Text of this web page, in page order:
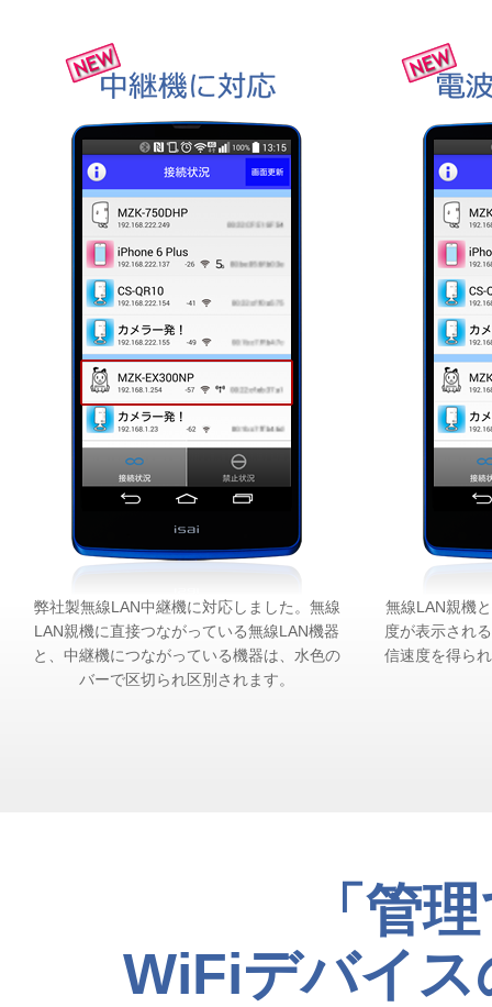
弊社製無線LAN中継機に対応しました。無線
LAN親機に直接つながっている無線LAN機器
と、中継機につながっている機器は、水色の
バーで区切られ区別されます。
無線LAN親機
度が表示され
信速度を得ら
「管
WiFiデバイス